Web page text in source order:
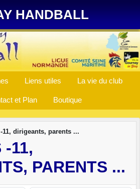
HANDBALL
Liens utiles La vie du club
et Plan Boutique
11, dirigeants, parents ...
-11,
PARENTS ...